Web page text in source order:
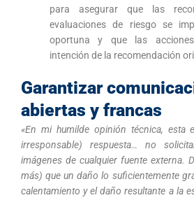
para asegurar que las
evaluaciones de riesgo se
oportuna y que las
intención de la recomendación
Garantizar
abiertas y francas
«En mi humilde opinión técnica, esta
irresponsable) respuesta… no
imágenes de cualquier fuente externa.
más) que un daño lo suficientemente
calentamiento y el daño resultante a la